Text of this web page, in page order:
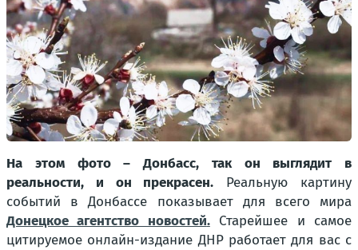
На этом фото – Донбасс, так он выглядит в
реальности, и он прекрасен. Реальную картину
событий в Донбассе показывает для всего мира
Донецкое агентство новостей.Старейшее и самое
цитируемое онлайн-издание ДНР работает для вас с